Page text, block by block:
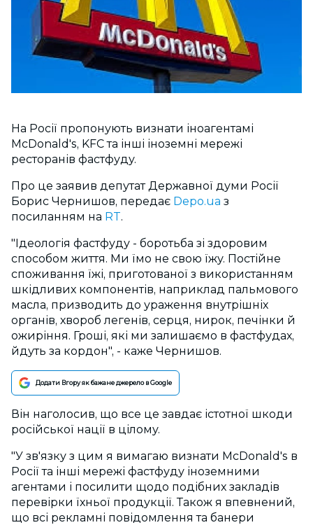
На Росії пропонують визнати іноагентамі
McDonald's, KFC та інші іноземні мережі
ресторанів фастфуду.
Про це заявив депутат Державної думи Росії
Борис Чернишов, передає Depo.ua з
посиланням на RT.
"Ідеологія фастфуду - боротьба зі здоровим
способом життя. Ми їмо не свою їжу. Постійне
споживання їжі, приготованої з використанням
шкідливих компонентів, наприклад пальмового
масла, призводить до ураження внутрішніх
органів, хвороб легенів, серця, нирок, печінки й
ожиріння. Гроші, які ми залишаємо в фастфудах,
йдуть за кордон", - каже Чернишов.
Додати Вгору як бажане джерело в Google
Він наголосив, що все це завдає істотної шкоди
російської нації в цілому.
"У зв'язку з цим я вимагаю визнати McDonald's в
Росії та інші мережі фастфуду іноземними
агентами і посилити щодо подібних закладів
перевірки їхньої продукції. Також я впевнений,
що всі рекламні повідомлення та банери